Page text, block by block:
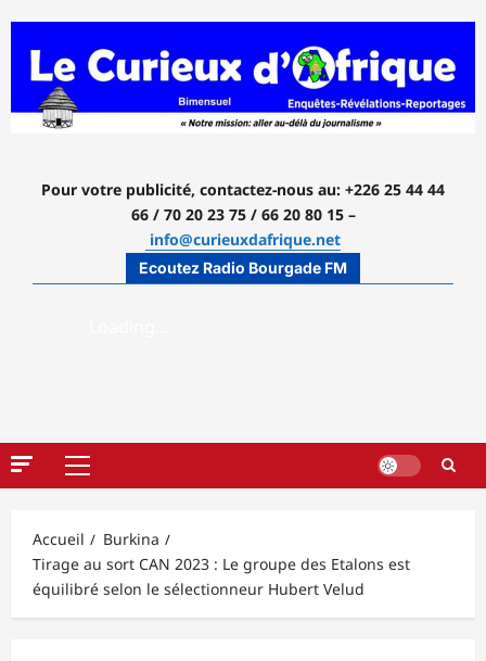
contenu
Pour votre publicité, contactez-nous au: +226 25 44 44
66 / 70 20 23 75 / 66 20 80 15 –
info@curieuxdafrique.net
Ecoutez Radio Bourgade FM
Menu
Accueil
Burkina
Tirage au sort CAN 2023 : Le groupe des Etalons est
équilibré selon le sélectionneur Hubert Velud